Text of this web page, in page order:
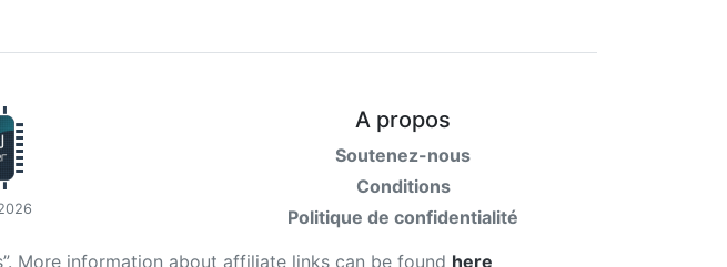
A propos
Soutenez-nous
Conditions
Politique de confidentialité
More information about affiliate links can be found here